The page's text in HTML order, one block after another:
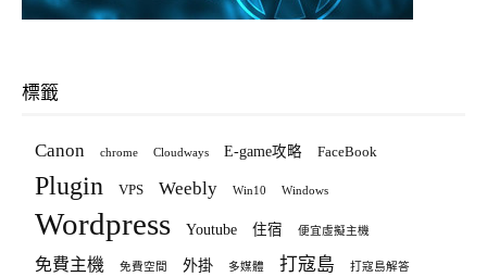
標籤
Canon chrome Cloudways E-game攻略 FaceBook
Plugin VPS Weebly Win10 Windows
Wordpress Youtube 住宿 便宜虛擬主機
免費主機 免費空間 外掛 多媒體 打寇島 打寇島解答